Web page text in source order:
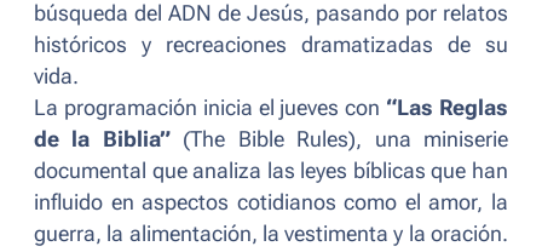
búsqueda del ADN de Jesús, pasando por relatos
históricos y recreaciones dramatizadas de su
vida.
La programación inicia el jueves con “Las Reglas
de la Biblia”(The Bible Rules), una miniserie
documental que analiza las leyes bíblicas que han
influido en aspectos cotidianos como el amor, la
guerra, la alimentación, la vestimenta y la oración.